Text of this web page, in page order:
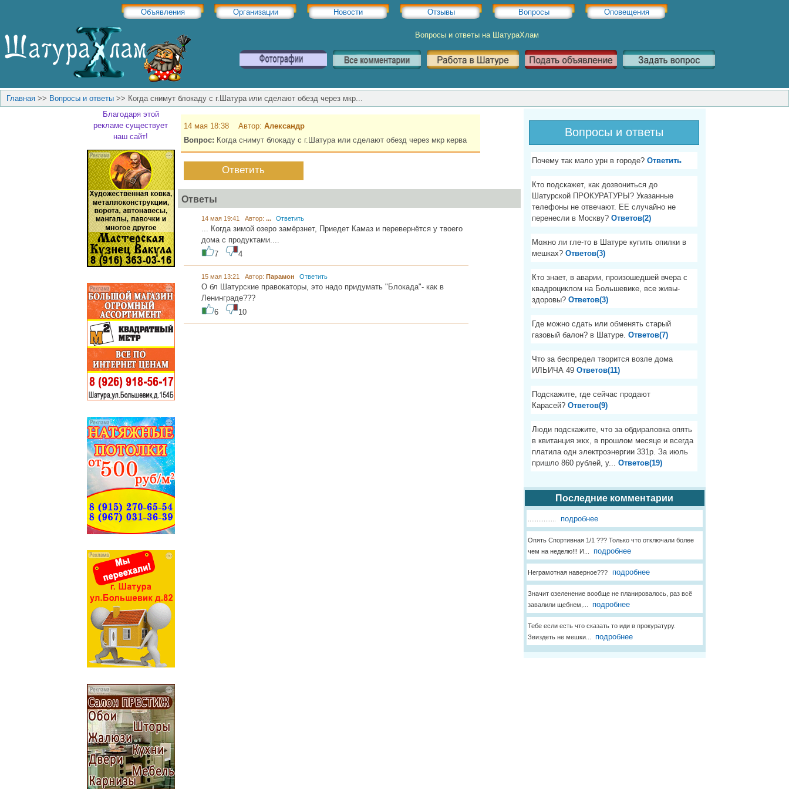
Объявления Организации Новости Отзывы Вопросы Оповещения
Вопросы и ответы на ШатураХлам
Главная >> Вопросы и ответы >> Когда снимут блокаду с г.Шатура или сделают обезд через мкр...
Благодаря этой
рекламе существует
наш сайт!
14 мая 18:38 Автор: Александр
Вопрос: Когда снимут блокаду с г.Шатура или сделают обезд через мкр керва
Ответить
Ответы
14 мая 19:41 Автор: ... Ответить
... Когда зимой озеро замёрзнет, Приедет Камаз и перевернётся у твоего
дома с продуктами....
7
4
15 мая 13:21 Автор: Парамон Ответить
О бл Шатурские правокаторы, это надо придумать "Блокада"- как в
Ленинграде???
6
10
Вопросы и ответы
Почему так мало урн в городе? Ответить
Кто подскажет, как дозвониться до
Шатурской ПРОКУРАТУРЫ? Указанные
телефоны не отвечают. ЕЕ случайно не
перенесли в Москву? Ответов(2)
Можно ли гле-то в Шатуре купить опилки в
мешках? Ответов(3)
Кто знает, в аварии, произошедшей вчера с
квадроциклом на Большевике, все живы-
здоровы? Ответов(3)
Где можно сдать или обменять старый
газовый балон? в Шатуре. Ответов(7)
Что за беспредел творится возле дома
ИЛЬИЧА 49 Ответов(11)
Подскажите, где сейчас продают
Карасей? Ответов(9)
Люди подскажите, что за обдираловка опять
в квитанция жкх, в прошлом месяце и всегда
платила одн электроэнергии 331р. За июль
пришло 860 рублей, у... Ответов(19)
Последние комментарии
подробнее
Опять Спортивная 1/1 ??? Только что отключали более
чем на неделю!!! И...
подробнее
Неграмотная наверное??? подробнее
Значит озеленение вообще не планировалось, раз всё
завалили щебнем,...
подробнее
Тебе если есть что сказать то иди в прокуратуру.
Звиздеть не мешки...
подробнее